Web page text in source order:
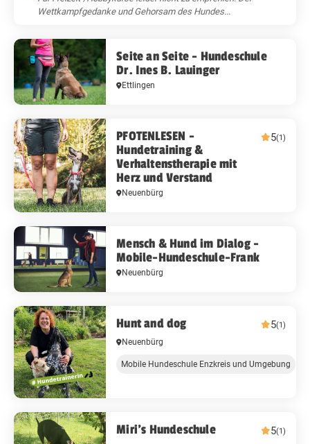
Wettkampfgedanke und Gehorsam des Hundes...
Seite an Seite - Hundeschule
Dr. Ines B. Lauinger
Ettlingen
PFOTENLESEN -
Hundetraining &
Verhaltenstherapie mit
Herz und Verstand
5(1)
Neuenbürg
Mensch & Hund im Dialog -
Mobile-Hundeschule-Frank
Neuenbürg
Hunt and dog 5(1)
Neuenbürg
Mobile Hundeschule Enzkreis und Umgebung
Miri's Hundeschule 5(1)